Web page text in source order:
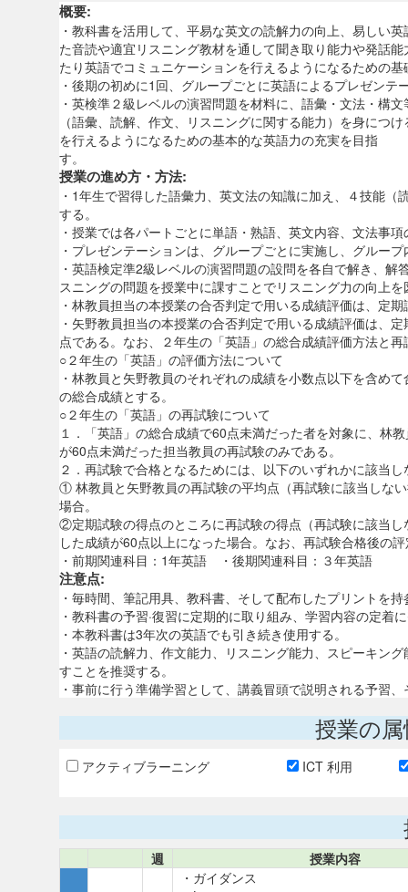
概要:
・教科書を活用して、平易な英文の読解力の向上、易しい
た音読や適宜リスニング教材を通して聞き取り能力や発話
たり英語でコミュニケーションを行えるようになるための
・後期の初めに1回、グループごとに英語によるプレゼンテ
・英検準２級レベルの演習問題を材料に、語彙・文法・構
（語彙、読解、作文、リスニングに関する能力）を身につ
を行えるようになるための基本的な英語力の充実を目指
す
授業の進め方・方法:
・1年生で習得した語彙力、英文法の知識に加え、４技能
する。
・授業では各パートごとに単語・熟語、英文内容、文法事
・プレゼンテーションは、グループごとに実施し、グルー
・英語検定準2級レベルの演習問題の設問を各自で解き、
スニングの問題を授業中に課すことでリスニング力の向上を
・林教員担当の本授業の合否判定で用いる成績評価は、定
・矢野教員担当の本授業の合否判定で用いる成績評価は、
点である。なお、２年生の「英語」の総合
○２年生の「英語」の評価方法について
・林教員と矢野教員のそれぞれの成績を小数点以下を含め
の総合成績とする。
○２年生の「英語」の再試験について
１．「英語」の総合成績で60点未満だった者を対象に、林
が60点未満だった担当教員の再試験のみである。
２．再試験で合格となるためには、以下のいずれかに該当
① 林教員と矢野教員の再試験の平均点（再試験に該当しな
場合。
②定期試験の得点のところに再試験の得点（再試験に該当
した成績が60点以上になった場合。なお、再試験合格後の
・前期関連科目：1年英語 ・後期関連科目：３年英語
注意点:
・毎時間、筆記用具、教科書、そして配布したプリントを
・教科書の予習·復習に定期的に取り組み、学習内容の定着
・本教科書は3年次の英語でも引き続き使用する。
・英語の読解力、作文能力、リスニング能力、スピーキン
すことを推奨する。
・事前に行う準備学習として、講義冒頭で説明される予習
授業の
アクティブラーニング ICT 利用
週
授業内容
・ガイダンス